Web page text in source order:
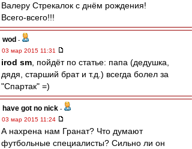
Валеру Стрекалок с днём рождения!
Всего-всего!!!
wod -
03 мар 2015 11:31
irod sm , пойдёт по статье: папа (дедушка,
дядя, старший брат и т.д.) всегда болел за
"Спартак" =)
have got no nick -
03 мар 2015 11:24
А нахрена нам Гранат? Что думают
футбольные специалисты? Сильно ли он